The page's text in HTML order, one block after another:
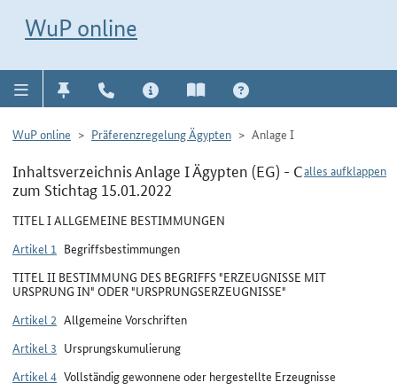
WuP online
WuP online Präferenzregelung Ägypten Anlage I
alles aufklappen
Inhaltsverzeichnis Anlage I Ägypten (EG) - C
zum Stichtag 15.01.2022
TITEL I ALLGEMEINE BESTIMMUNGEN
Artikel 1 Begriffsbestimmungen
TITEL II BESTIMMUNG DES BEGRIFFS "ERZEUGNISSE MIT
URSPRUNG IN" ODER "URSPRUNGSERZEUGNISSE"
Artikel 2 Allgemeine Vorschriften
Artikel 3 Ursprungskumulierung
Artikel 4 Vollständig gewonnene oder hergestellte Erzeugnisse